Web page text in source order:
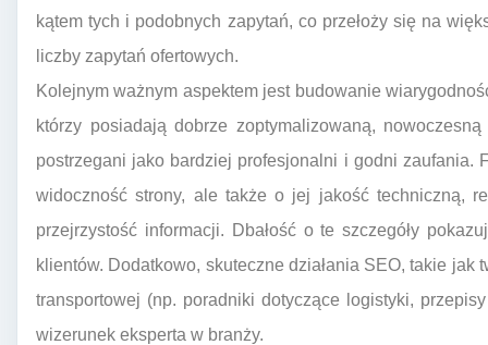
kątem tych i podobnych zapytań, co przełoży się na
liczby zapytań ofertowych.
Kolejnym ważnym aspektem jest budowanie
którzy posiadają dobrze zoptymalizowaną,
postrzegani jako bardziej profesjonalni i godni zaufania.
widoczność strony, ale także o jej jakość techniczną,
przejrzystość informacji. Dbałość o te szczegóły
klientów. Dodatkowo, skuteczne działania SEO, takie
transportowej (np. poradniki dotyczące logistyki,
wizerunek eksperta w branży.